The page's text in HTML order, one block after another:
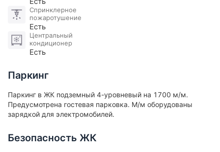
Спринклерное
пожаротушение
Есть
Центральный
кондиционер
Есть
Паркинг
Паркинг в ЖК подземный 4-уровневый на 1700 м/м.
Предусмотрена гостевая парковка. М/м оборудованы
зарядкой для электромобилей​.
Безопасность ЖК